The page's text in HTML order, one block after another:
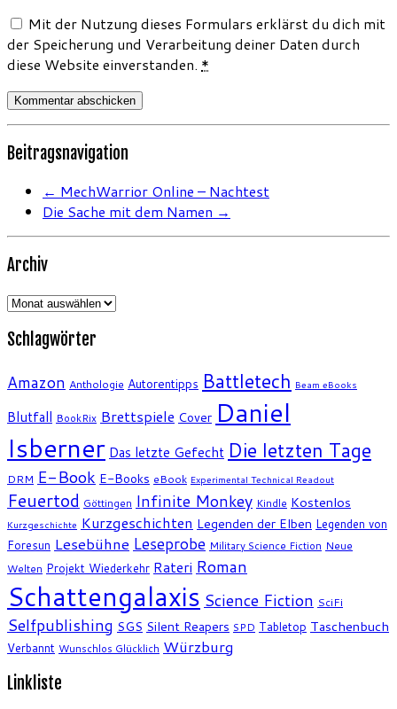
Mit der Nutzung dieses Formulars erklärst du dich mit
der Speicherung und Verarbeitung deiner Daten durch
diese Website einverstanden. *
Beitragsnavigation
← MechWarrior Online – Nachtest
Die Sache mit dem Namen →
Archiv
Archiv
Schlagwörter
Amazon Anthologie Autorentipps Battletech Beam eBooks
Blutfall BookRix Brettspiele Cover Daniel
Isberner Das letzte Gefecht Die letzten Tage
DRM E-Book E-Books eBook Experimental Technical Readout
Feuertod Göttingen Infinite Monkey Kindle Kostenlos
Kurzgeschichte Kurzgeschichten Legenden der Elben Legenden von
Foresun Lesebühne Leseprobe Military Science Fiction Neue
Welten Projekt Wiederkehr Rateri Roman
Schattengalaxis Science Fiction SciFi
Selfpublishing SGS Silent Reapers SPD Tabletop Taschenbuch
Verbannt Wunschlos Glücklich Würzburg
Linkliste